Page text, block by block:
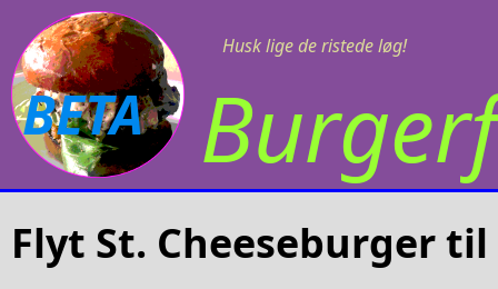
Husk lige de ristede løg!
BETA
Flyt St. Cheeseburger